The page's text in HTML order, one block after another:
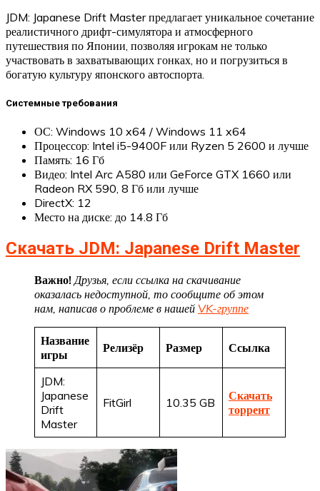
JDM: Japanese Drift Master предлагает уникальное сочетание
реалистичного дрифт-симулятора и атмосферного
путешествия по Японии, позволяя игрокам не только
участвовать в захватывающих гонках, но и погрузиться в
богатую культуру японского автоспорта.
Системные требования
ОС: Windows 10 x64 / Windows 11 x64
Процессор: Intel i5-9400F или Ryzen 5 2600 и лучше
Память: 16 Гб
Видео: Intel Arc A580 или GeForce GTX 1660 или
Radeon RX 590, 8 Гб или лучше
DirectX: 12
Место на диске: до 14.8 Гб
Скачать JDM: Japanese Drift Master
Важно! Друзья, если ссылка на скачивание
оказалась недоступной, то сообщите об этом
нам, написав о проблеме в нашей VK-группе
Название
игры
Релизёр Размер Ссылка
JDM:
Japanese
Drift
Master
FitGirl 10.35 GB
Скачать
торрент